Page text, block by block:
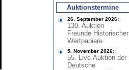
Auktionstermine
26. September 2026:
130. Auktion
Freunde Historischer
Wertpapiere
5. November 2026:
55. Live-Auktion der
Deutsche